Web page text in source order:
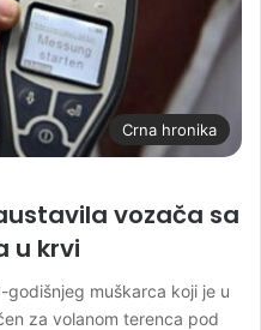
Crna hronika
vozača sa
u krvi
muškarca koji je u
za volanom terenca pod